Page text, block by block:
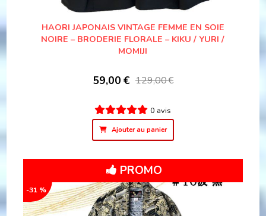
HAORI JAPONAIS VINTAGE FEMME EN SOIE
NOIRE – BRODERIE FLORALE – KIKU / YURI /
MOMIJI
59,00 € 129,00€
0 avis
Ajouter au panier
PROMO
-31 %